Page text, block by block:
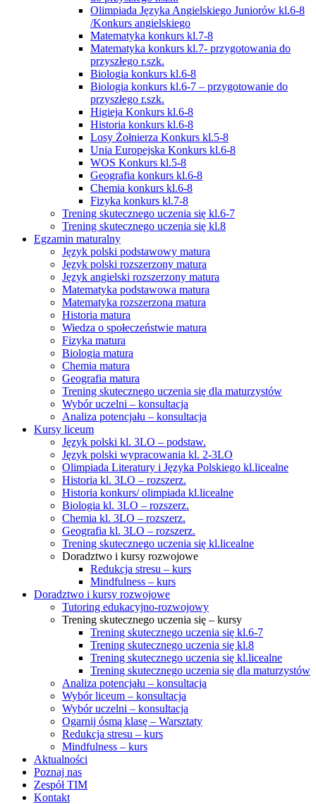
Olimpiada Języka Angielskiego Juniorów kl.6-8
/Konkurs angielskiego
Matematyka konkurs kl.7-8
Matematyka konkurs kl.7- przygotowania do
przyszłego r.szk.
Biologia konkurs kl.6-8
Biologia konkurs kl.6-7 – przygotowanie do
przyszłego r.szk.
Higieja Konkurs kl.6-8
Historia konkurs kl.6-8
Losy Żołnierza Konkurs kl.5-8
Unia Europejska Konkurs kl.6-8
WOS Konkurs kl.5-8
Geografia konkurs kl.6-8
Chemia konkurs kl.6-8
Fizyka konkurs kl.7-8
Trening skutecznego uczenia się kl.6-7
Trening skutecznego uczenia się kl.8
Egzamin maturalny
Język polski podstawowy matura
Język polski rozszerzony matura
Język angielski rozszerzony matura
Matematyka podstawowa matura
Matematyka rozszerzona matura
Historia matura
Wiedza o społeczeństwie matura
Fizyka matura
Biologia matura
Chemia matura
Geografia matura
Trening skutecznego uczenia się dla maturzystów
Wybór uczelni – konsultacja
Analiza potencjału – konsultacja
Kursy liceum
Język polski kl. 3LO – podstaw.
Język polski wypracowania kl. 2-3LO
Olimpiada Literatury i Języka Polskiego kl.licealne
Historia kl. 3LO – rozszerz.
Historia konkurs/ olimpiada kl.licealne
Biologia kl. 3LO – rozszerz.
Chemia kl. 3LO – rozszerz.
Geografia kl. 3LO – rozszerz.
Trening skutecznego uczenia się kl.licealne
Doradztwo i kursy rozwojowe
Redukcja stresu – kurs
Mindfulness – kurs
Doradztwo i kursy rozwojowe
Tutoring edukacyjno-rozwojowy
Trening skutecznego uczenia się – kursy
Trening skutecznego uczenia się kl.6-7
Trening skutecznego uczenia się kl.8
Trening skutecznego uczenia się kl.licealne
Trening skutecznego uczenia się dla maturzystów
Analiza potencjału – konsultacja
Wybór liceum – konsultacja
Wybór uczelni – konsultacja
Ogarnij ósmą klasę – Warsztaty
Redukcja stresu – kurs
Mindfulness – kurs
Aktualności
Poznaj nas
Zespół TIM
Kontakt